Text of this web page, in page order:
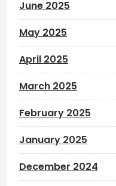
June 2025
May 2025
April 2025
March 2025
February 2025
January 2025
December 2024